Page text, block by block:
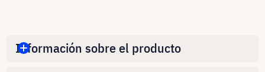
Información sobre el producto